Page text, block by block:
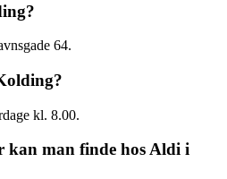
64.
kl. 8.00.
man finde hos Aldi i